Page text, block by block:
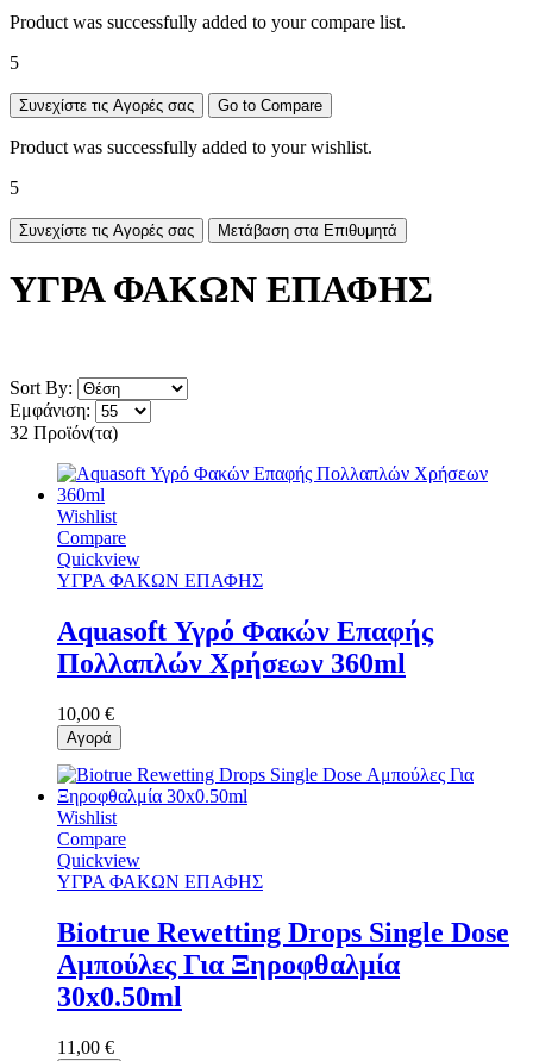
Product was successfully added to your compare list.
5
Συνεχίστε τις Αγορές σας Go to Compare
Product was successfully added to your wishlist.
5
Συνεχίστε τις Αγορές σας Μετάβαση στα Επιθυμητά
ΥΓΡΑ ΦΑΚΩΝ ΕΠΑΦΗΣ
Sort By:
Εμφάνιση:
32 Προϊόν(τα)
Wishlist
Compare
Quickview
ΥΓΡΑ ΦΑΚΩΝ ΕΠΑΦΗΣ
Aquasoft Υγρό Φακών Επαφής
Πολλαπλών Χρήσεων 360ml
10,00 €
Αγορά
Wishlist
Compare
Quickview
ΥΓΡΑ ΦΑΚΩΝ ΕΠΑΦΗΣ
Biotrue Rewetting Drops Single Dose
Αμπούλες Για Ξηροφθαλμία
30x0.50ml
11,00 €